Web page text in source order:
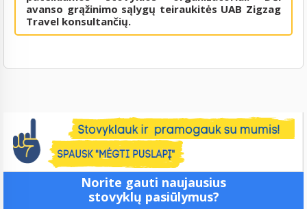
avanso grąžinimo sąlygų teiraukitės UAB Zigzag
Travel konsultančių.
Norite gauti naujausius
stovyklų pasiūlymus?